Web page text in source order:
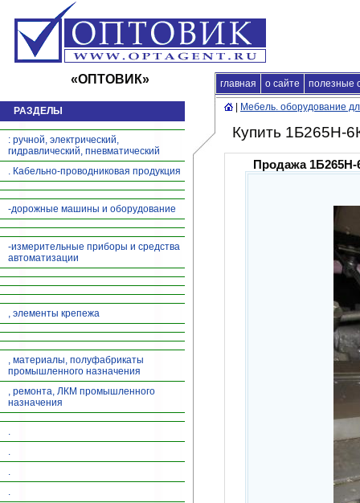
главная о сайте полезные
«ОПТОВИК» Главная|продажа
РАЗДЕЛЫ
: ручной, электрический,
гидравлический, пневматический
. Кабельно-проводниковая продукция
-дорожные машины и оборудование
-измерительные приборы и средства
автоматизации
, элементы крепежа
, материалы, полуфабрикаты
промышленного назначения
, ремонта, ЛКМ промышленного
назначения
.
.
.
.
Мебель. оборудование
Купить 1Б265Н-
Продажа 1Б265Н-